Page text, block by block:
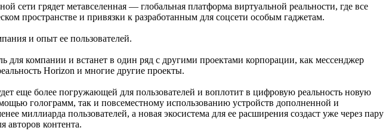
сети грядет метавселенная — глобальная платформа виртуальной реальности, где все
пространстве и привязки к разработанным для соцсети особым гаджетам.
и опыт ее пользователей.
для компании и встанет в один ряд с другими проектами корпорации, как мессенджер
Horizon и многие другие проекты.
еще более погружающей для пользователей и воплотит в цифровую реальность новую
голограмм, так и повсеместному использованию устройств дополненной и
миллиарда пользователей, а новая экосистема для ее расширения создаст уже через пару
авторов контента.